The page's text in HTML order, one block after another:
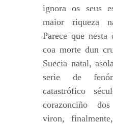
ignora os seus
maior riqueza
Parece que
coa morte dun
Suecia natal,
serie de
catastrófico
corazonciño
viron,